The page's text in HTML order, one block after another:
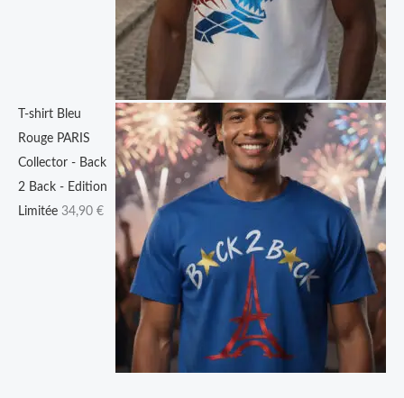
T-shirt Bleu
Rouge PARIS
Collector - Back
2 Back - Edition
Limitée 34,90 €